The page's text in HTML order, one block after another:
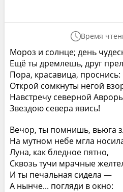
Время
Мороз и солнце; день
Ещё ты дремлешь, друг
Пора, красавица, проснись:
Открой сомкнуты негой
Навстречу северной
Звездою севера явись!
Вечор, ты помнишь, вьюга
На мутном небе мгла
Луна, как бледное пятно,
Сквозь тучи мрачные
И ты печальная сидела —
А нынче... погляди в окно: